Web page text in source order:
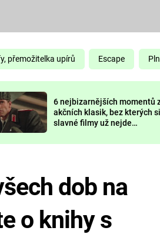
DELIVERANCE
přemožitelka upírů Escape
6 nejbizarnějších momentů
akčních klasik, bez kterých si
slavné filmy už nejde
dob na
o knihy s